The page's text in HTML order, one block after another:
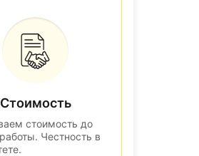
Стоимость
стоимость до
Честность в